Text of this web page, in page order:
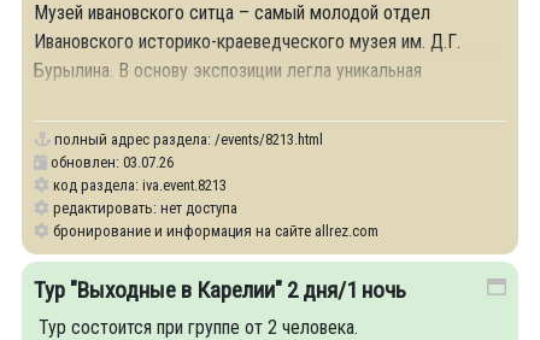
Музей ивановского ситца – самый молодой отдел
Ивановского историко-краеведческого музея им. Д.Г.
Бурылина. В основу экспозиции легла уникальная
полный адрес раздела: /events/8213.html
обновлен: 03.07.26
код раздела: iva.event.8213
редактировать: нет доступа
бронирование и информация на сайте allrez.com
Тур "Выходные в Карелии" 2 дня/1 ночь
Тур состоится при группе от 2 человека.